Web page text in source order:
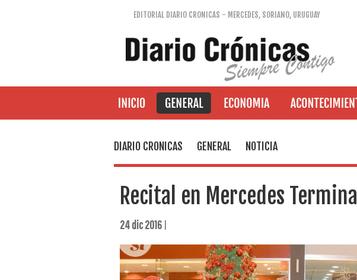
EDITORIAL DIARIO CRONICAS - MERCEDES, SORIANO, URUGUAY
DIARIO CRONICAS GENERAL NOTICIA
Recital en Mercedes Terminal
24 dic 2016|